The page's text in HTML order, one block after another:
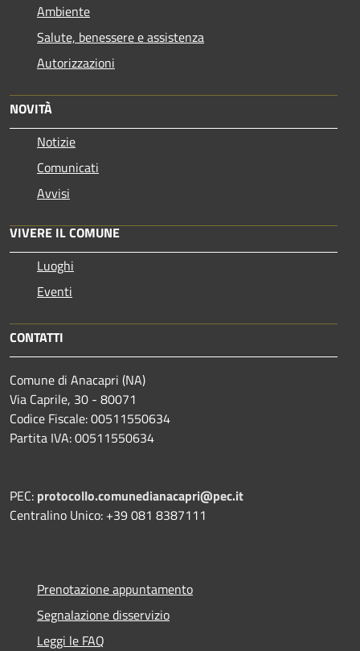
Ambiente
Salute, benessere e assistenza
Autorizzazioni
NOVITÀ
Notizie
Comunicati
Avvisi
VIVERE IL COMUNE
Luoghi
Eventi
CONTATTI
Comune di Anacapri (NA)
Via Caprile, 30 - 80071
Codice Fiscale: 00511550634
Partita IVA: 00511550634
PEC: protocollo.comunedianacapri@pec.it
Centralino Unico: +39 081 8387111
Prenotazione appuntamento
Segnalazione disservizio
Leggi le FAQ